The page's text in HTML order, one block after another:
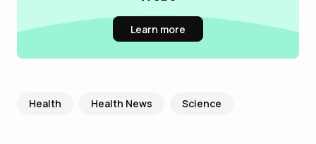
Learn more
Health Health News Science